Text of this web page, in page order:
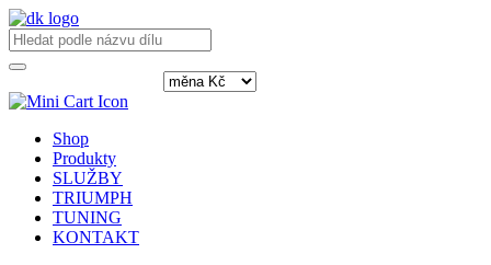
Shop
Produkty
SLUŽBY
TRIUMPH
TUNING
KONTAKT